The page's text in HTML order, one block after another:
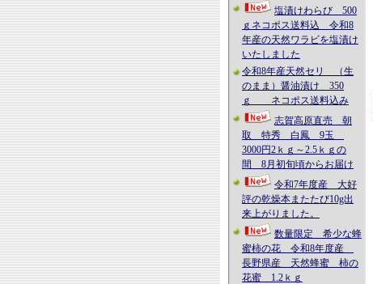
塩漬けわらび 500
ｇネコポス送料込 令和8
年産の天然ワラビを塩漬け
いたしました
令和8年産天然セリ （生
のまま）醤油漬け 350
ｇ ネコポス送料込み
志賀高原直売 朝
取 特秀 白鳳 9玉
3000円2ｋｇ～2.5ｋｇの
間 8月初旬頃からお届け
令和7年度産 大好
評の乾燥本またたび10g出
来上がりました。
数量限定 希少な蜂
蜜柿の花 令和8年度産
長野県産 天然蜂蜜 柿の
花蜜 1.2ｋｇ